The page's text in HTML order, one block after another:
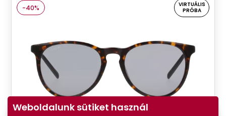
-40%
VIRTUÁLIS
PRÓBA
Weboldalunk sütiket használ